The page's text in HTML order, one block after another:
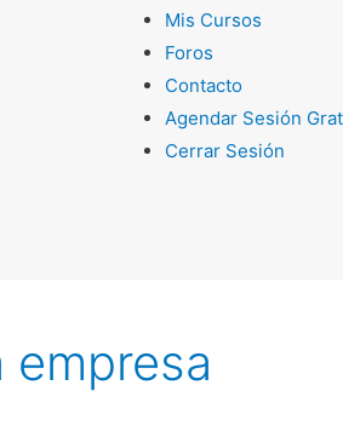
Mis Cursos
Foros
Contacto
Agendar Sesión
Cerrar Sesión